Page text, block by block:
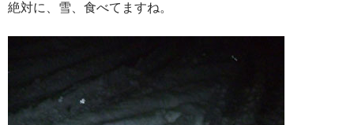
絶対に、雪、食べてますね。